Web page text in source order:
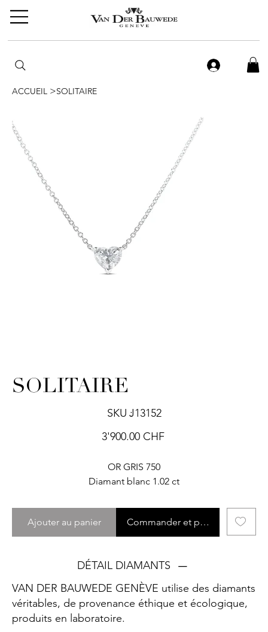
ACCUEIL >SOLITAIRE
SOLITAIRE
SKU :SKU
J13152
J13152
Prix
3'900.00 CHF
OR GRIS 750
Diamant blanc 1.02 ct
Ajouter au panier Commander et payer
DÉTAIL DIAMANTS
VAN DER BAUWEDE GENÈVE utilise des diamants
véritables, de provenance éthique et écologique,
produits en laboratoire.